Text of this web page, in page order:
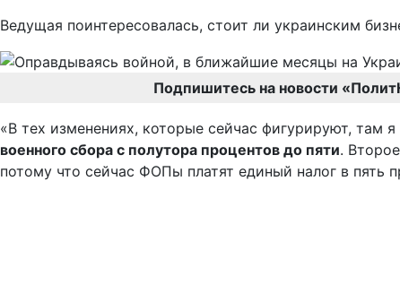
Ведущая поинтересовалась, стоит ли украинским
Подпишитесь на новости
«В тех изменениях, которые сейчас фигурируют, там
военного сбора с полутора процентов до пяти.
потому что сейчас ФОПы платят единый налог в пять